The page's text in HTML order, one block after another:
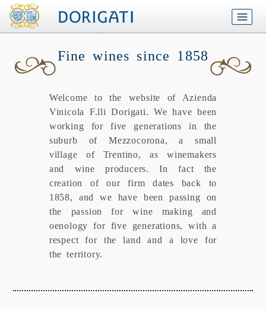
Fine wines since 1858
Welcome to the website of Azienda
Vinicola F.lli Dorigati. We have been
working for five generations in the
suburb of Mezzocorona, a small
village of Trentino, as winemakers
and wine producers. In fact the
creation of our firm dates back to
1858, and we have been passing on
the passion for wine making and
oenology for five generations, with a
respect for the land and a love for
the territory.